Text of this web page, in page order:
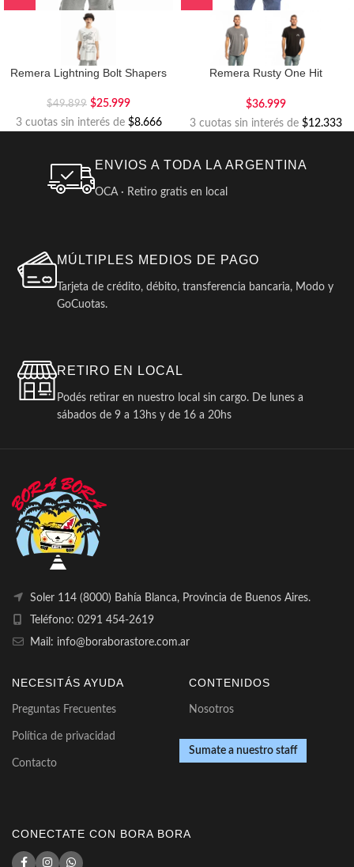
Remera Lightning Bolt Shapers
$49.899 $25.999
3 cuotas sin interés de $8.666
Remera Rusty One Hit
$36.999
3 cuotas sin interés de $12.333
ENVIOS A TODA LA ARGENTINA
OCA · Retiro gratis en local
MÚLTIPLES MEDIOS DE PAGO
Tarjeta de crédito, débito, transferencia bancaria, Modo y
GoCuotas.
RETIRO EN LOCAL
Podés retirar en nuestro local sin cargo. De lunes a
sábados de 9 a 13hs y de 16 a 20hs
Soler 114 (8000) Bahía Blanca, Provincia de Buenos Aires.
Teléfono: 0291 454-2619
Mail: info@boraborastore.com.ar
NECESITÁS AYUDA
Preguntas Frecuentes
Política de privacidad
Contacto
CONTENIDOS
Nosotros
Sumate a nuestro staff
CONECTATE CON BORA BORA